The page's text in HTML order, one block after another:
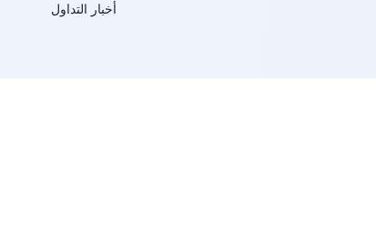
أخبار التداول